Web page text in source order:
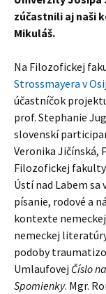
zúčastnili aj naši
Mikuláš.
Na Filozofickej
Strossmayera v
účastníčok
prof. Stephanie
slovenskí
Veronika Jičínská,
Filozofickej
Ústí nad Labem sa
písanie, rodové a
kontexte
nemeckej
podoby
Umlaufovej Číslo
Spomienky. Mgr.